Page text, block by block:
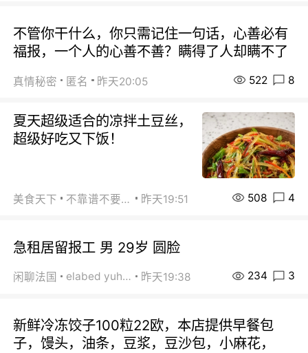
不管你干什么，你只需记住一句话，心善必有
福报，一个人的心善不善？瞒得了人却瞒不了
真情秘密 匿名 昨天20:05 522 8
夏天超级适合的凉拌土豆丝，
超级好吃又下饭！
美食天下 不靠谱不要联系 昨天19:51 508 4
急租居留报工 男 29岁 圆脸
闲聊法国 elabed yuhua 昨天19:38 234 3
新鲜冷冻饺子100粒22欧，本店提供早餐包
子，馒头，油条，豆浆，豆沙包，小麻花，